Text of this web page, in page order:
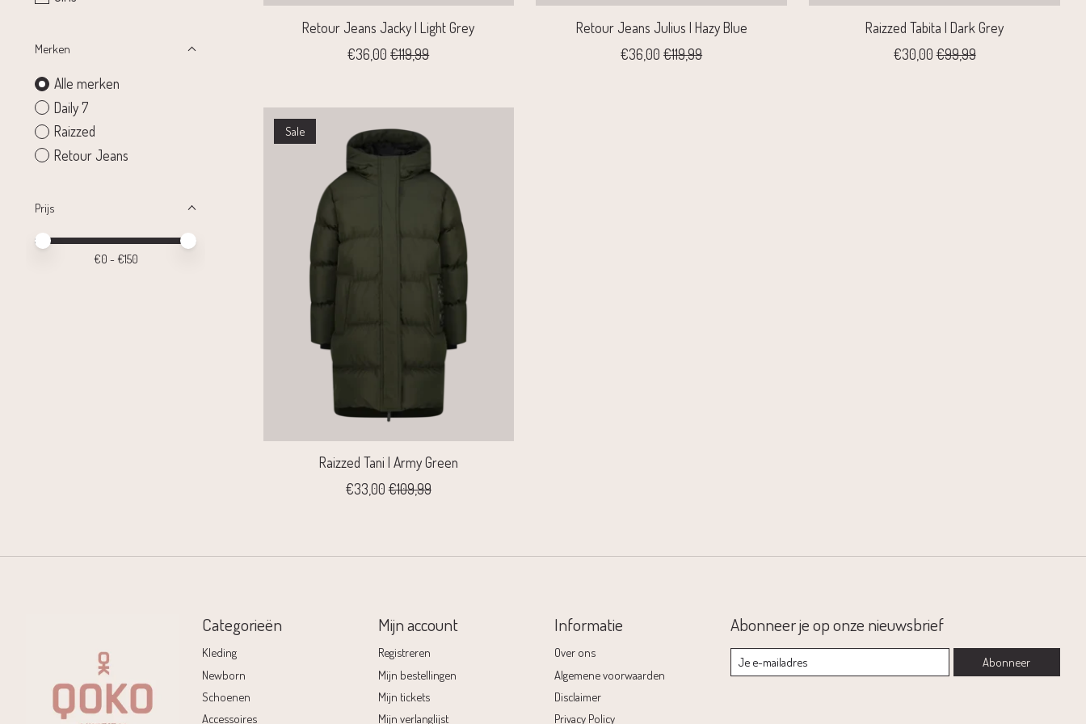
Merken
Alle merken
Daily 7
Raizzed
Retour Jeans
Prijs
Minimale prijswaarde
Price maximum value
€0 - €150
Retour Jeans Jacky | Light Grey
€36,00 €119,99
Retour Jeans Julius | Hazy Blue
€36,00 €119,99
Raizzed Tabita | Dark Grey
€30,00 €99,99
Sale
Raizzed Tani | Army Green
€33,00 €109,99
Categorieën
Kleding
Newborn
Schoenen
Accessoires
Mijn account
Registreren
Mijn bestellingen
Mijn tickets
Mijn verlanglijst
Informatie
Over ons
Algemene voorwaarden
Disclaimer
Privacy Policy
Abonneer je op onze nieuwsbrief
Abonneer